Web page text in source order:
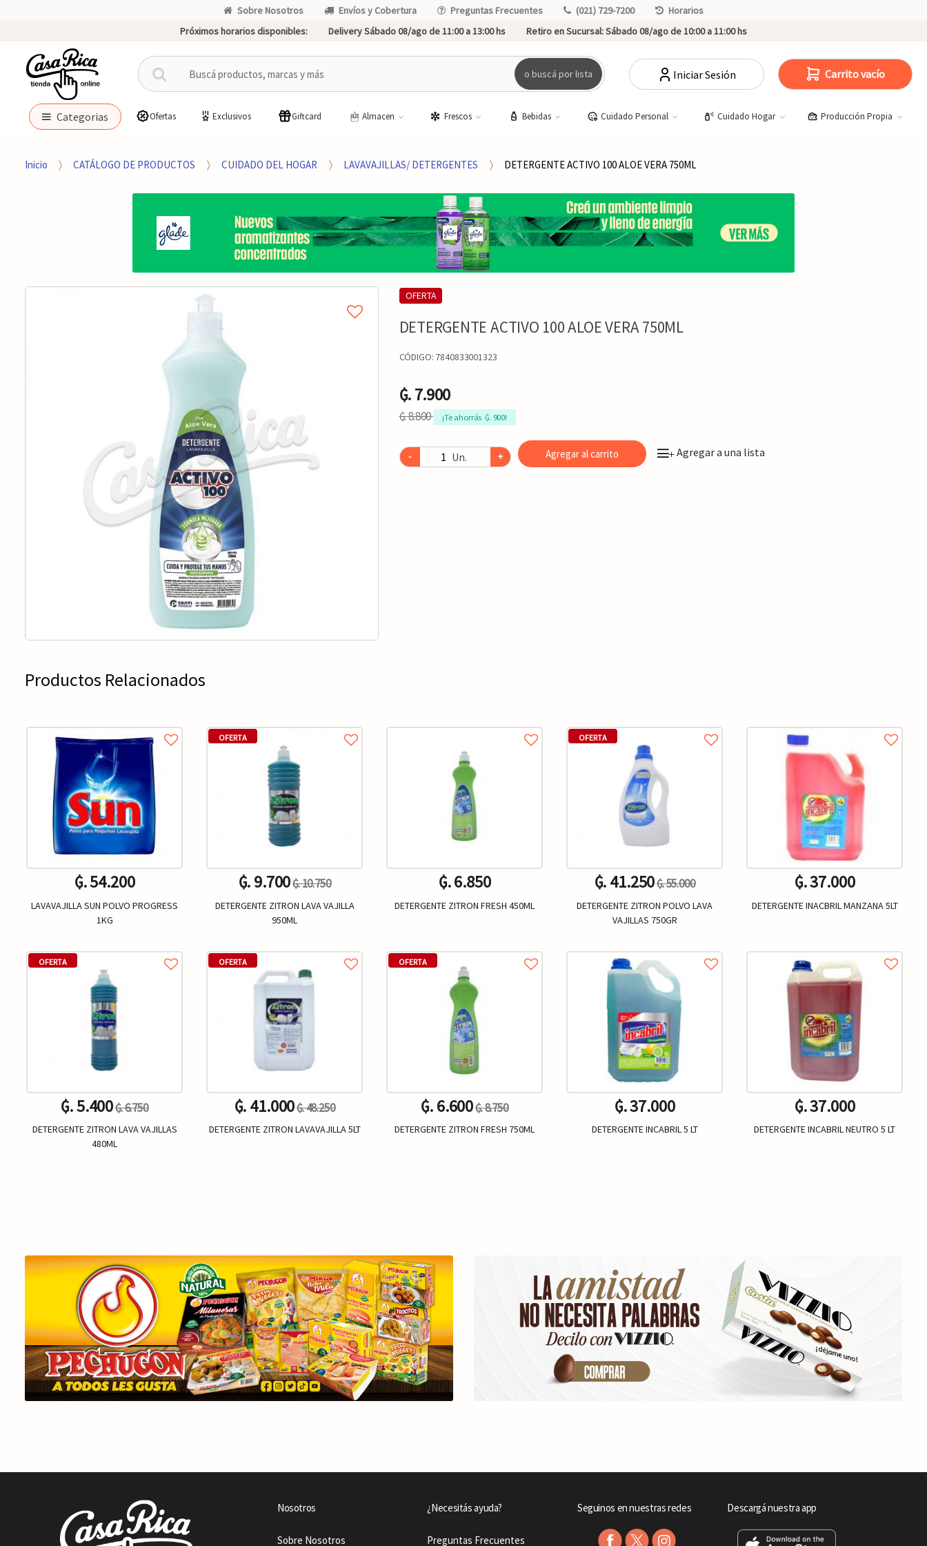
Sobre Nosotros Envíos y Cobertura Preguntas Frecuentes (021) 729-7200
Horarios
Próximos horarios disponibles:
Delivery Sábado 08/ago de 11:00 a 13:00 hs Retiro en Sucursal:Sábado 08/ago de 10:00 a 11:00 hs
B
u
c
p
r
o buscá por lista Iniciar Sesión Carrito vacío
Categorias Ofertas Exclusivos Giftcard Almacen Frescos Bebidas Cuidado Personal Cuidado Hogar Producción Propia
Inicio CATÁLOGO DE PRODUCTOS CUIDADO DEL HOGAR LAVAVAJILLAS/ DETERGENTES DETERGENTE ACTIVO 100 ALOE VERA 750ML
OFERTA
DETERGENTE ACTIVO 100 ALOE VERA 750ML
CÓDIGO: 7840833001323
₲. 7.900
₲. 8.800 ¡Te ahorrás  ₲. 900!
- Un. + Agregar al carrito +Agregar a una lista
Productos Relacionados
₲. 54.200
LAVAVAJILLA SUN POLVO PROGRESS
1KG
OFERTA
₲. 5.400₲. 6.750
DETERGENTE ZITRON LAVA VAJILLAS
480ML
OFERTA
₲. 9.700₲. 10.750
DETERGENTE ZITRON LAVA VAJILLA
950ML
OFERTA
₲. 41.000₲. 48.250
DETERGENTE ZITRON LAVAVAJILLA 5LT
₲. 6.850
DETERGENTE ZITRON FRESH 450ML
OFERTA
₲. 6.600₲. 8.750
DETERGENTE ZITRON FRESH 750ML
OFERTA
₲. 41.250₲. 55.000
DETERGENTE ZITRON POLVO LAVA
VAJILLAS 750GR
₲. 37.000
DETERGENTE INCABRIL 5 LT
₲. 37.000
DETERGENTE INACBRIL MANZANA 5LT
₲. 37.000
DETERGENTE INCABRIL NEUTRO 5 LT
Nosotros
Sobre Nosotros
¿Necesitás ayuda?
Preguntas Frecuentes
Seguinos en nuestras redes Descargá nuestra app